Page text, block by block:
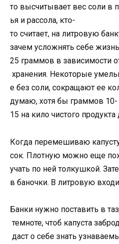
то высчитывает вес соли в
ья и рассола, кто-
то считает, на литровую
зачем усложнять себе
25 граммов в зависимости
хранения. Некоторые
е без соли, сокращают ее
думаю, хотя бы граммов 10-
15 на кило чистого
Когда перемешиваю
сок. Плотную можно еще
учать по ней толкушкой.
в баночки. В литровую
Банки нужно поставить в
темноте, чтоб капуста
даст о себе знать